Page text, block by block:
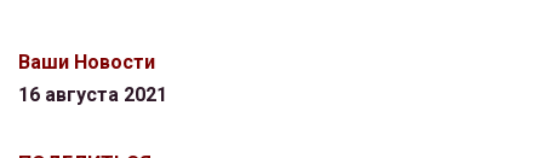
Ваши Новости
16 августа 2021